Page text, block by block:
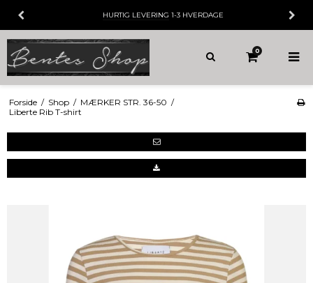
HURTIG LEVERING1-3 HVERDAGE
0
Forside / Shop / MÆRKER STR. 36-50 /
Liberte Rib T-shirt